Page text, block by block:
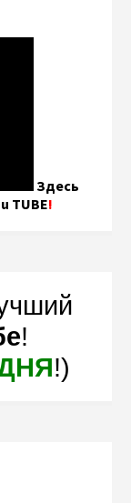
Здесь
TUBE!
!
!)